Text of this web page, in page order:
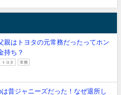
親はトヨタの元常務だったってホン
持ち？
トヨタ 常務
昔ジャニーズだった！なぜ退所し